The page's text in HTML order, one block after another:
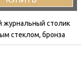
журнальный столик
стеклом, бронза